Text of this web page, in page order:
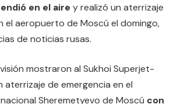
en el aire y realizó un aterrizaje
el aeropuerto de Moscú el domingo,
de noticias rusas.
mostraron al Sukhoi Superjet-
aterrizaje de emergencia en el
Sheremetyevo de Moscú con